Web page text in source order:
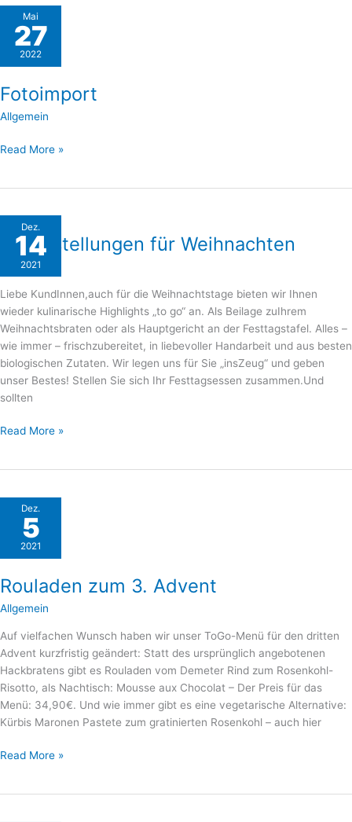
Mai
27
2022
Fotoimport
Allgemein
Fotoimport
Read More »
Dez.
14
2021
Vorbestellungen für Weihnachten
Allgemein
Liebe KundInnen,auch für die Weihnachtstage bieten wir Ihnen
wieder kulinarische Highlights „to go“ an. Als Beilage zuIhrem
Weihnachtsbraten oder als Hauptgericht an der Festtagstafel. Alles –
wie immer – frischzubereitet, in liebevoller Handarbeit und aus besten
biologischen Zutaten. Wir legen uns für Sie „insZeug“ und geben
unser Bestes! Stellen Sie sich Ihr Festtagsessen zusammen.Und
sollten
Vorbestellungen
Weihnachten
Read More »
Dez.
5
2021
Rouladen zum 3. Advent
Allgemein
Auf vielfachen Wunsch haben wir unser ToGo-Menü für den dritten
Advent kurzfristig geändert: Statt des ursprünglich angebotenen
Hackbratens gibt es Rouladen vom Demeter Rind zum Rosenkohl-
Risotto, als Nachtisch: Mousse aux Chocolat – Der Preis für das
Menü: 34,90€. Und wie immer gibt es eine vegetarische Alternative:
Kürbis Maronen Pastete zum gratinierten Rosenkohl – auch hier
Rouladen
Advent
Read More »